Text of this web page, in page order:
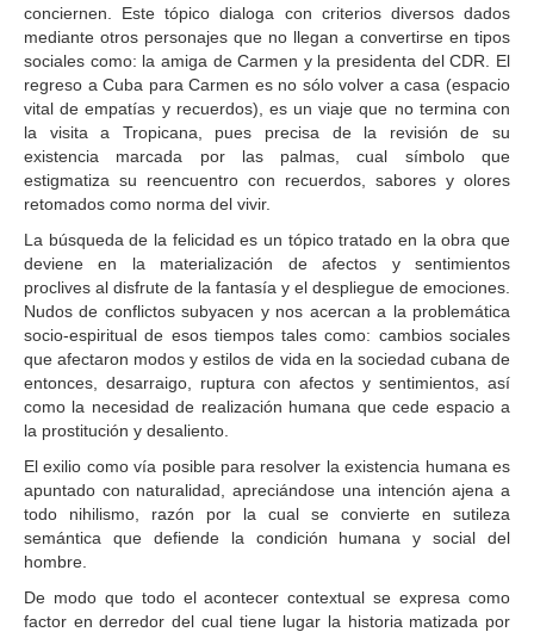
conciernen. Este tópico dialoga con criterios diversos dados
mediante otros personajes que no llegan a convertirse en tipos
sociales como: la amiga de Carmen y la presidenta del CDR. El
regreso a Cuba para Carmen es no sólo volver a casa (espacio
vital de empatías y recuerdos), es un viaje que no termina con
la visita a Tropicana, pues precisa de la revisión de su
existencia marcada por las palmas, cual símbolo que
estigmatiza su reencuentro con recuerdos, sabores y olores
retomados como norma del vivir.
La búsqueda de la felicidad es un tópico tratado en la obra que
deviene en la materialización de afectos y sentimientos
proclives al disfrute de la fantasía y el despliegue de emociones.
Nudos de conflictos subyacen y nos acercan a la problemática
socio-espiritual de esos tiempos tales como: cambios sociales
que afectaron modos y estilos de vida en la sociedad cubana de
entonces, desarraigo, ruptura con afectos y sentimientos, así
como la necesidad de realización humana que cede espacio a
la prostitución y desaliento.
El exilio como vía posible para resolver la existencia humana es
apuntado con naturalidad, apreciándose una intención ajena a
todo nihilismo, razón por la cual se convierte en sutileza
semántica que defiende la condición humana y social del
hombre.
De modo que todo el acontecer contextual se expresa como
factor en derredor del cual tiene lugar la historia matizada por